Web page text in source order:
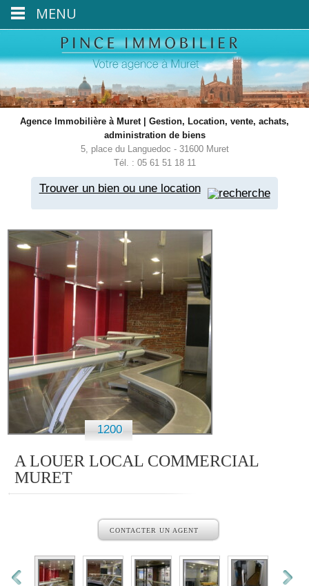
Agence Immobilière à Muret | Gestion, Location, vente, achats,
administration de biens
5, place du Languedoc - 31600 Muret
Tél. : 05 61 51 18 11
Trouver un bien ou une location
1200
A LOUER LOCAL COMMERCIAL
MURET
CONTACTER UN AGENT
MENU